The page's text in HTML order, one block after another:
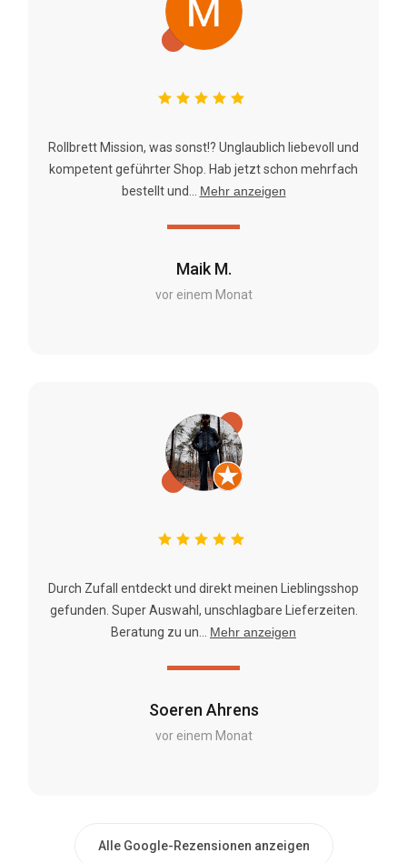
Maik M.
vor einem Monat
Rollbrett Mission, was sonst!? Unglaublich liebevoll und
kompetent geführter Shop. Hab jetzt schon mehrfach
bestellt und...
Mehr anzeigen
Soeren Ahrens
vor einem Monat
Durch Zufall entdeckt und direkt meinen Lieblingsshop
gefunden. Super Auswahl, unschlagbare Lieferzeiten.
Beratung zu un...
Mehr anzeigen
Alle Google-Rezensionen anzeigen